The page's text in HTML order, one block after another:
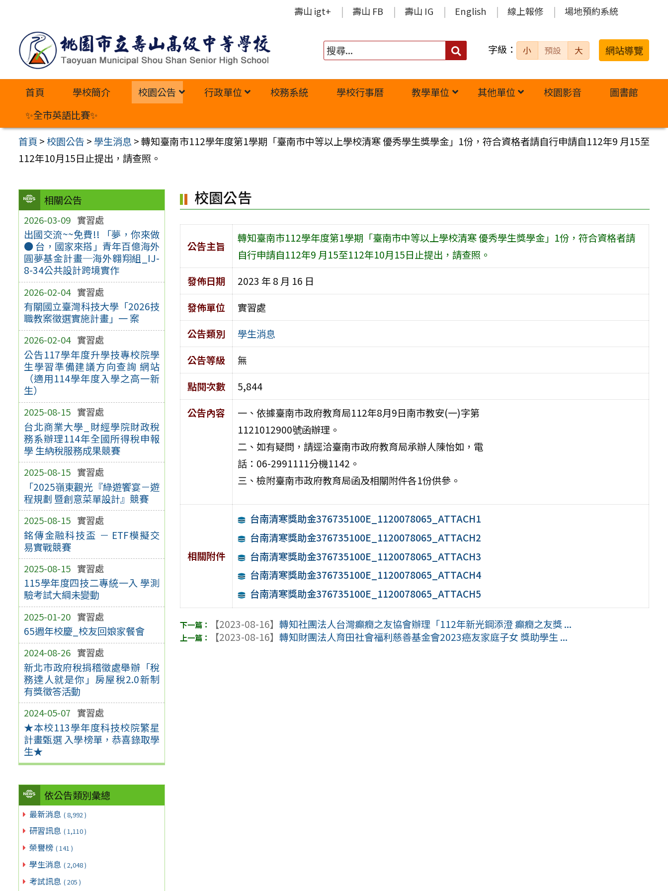
內
壽山 igt+ 壽山 FB 壽山 IG English 線上報修 場地預約系統
搜
字級： 小 預設 大 網站導覽
首頁 學校簡介 校園公告 行政單位 校務系統 學校行事曆 教學單位 其他單位 校園影音
圖書館
✨全市英語比賽✨
首頁 >校園公告 > 學生消息 >轉知臺南市112學年度第1學期「臺南市中等以上學校清寒 優秀學生獎學金」1份，符合資格者請自行申請自112年9 月15至
112年10月15日止提出，請查照。
相關公告
2026-03-09 實習處
出國交流~~免費!! 「夢，你來做
● 台，國家來搭」青年百億海外
圓夢基金計畫─海外翱翔組_IJ-
8-34公共設計跨境實作
2026-02-04 實習處
有關國立臺灣科技大學「2026技
職教案徵選實施計畫」一 案
2026-02-04 實習處
公告117學年度升學技專校院學
生學習準備建議方向查詢 網站
（適用114學年度入學之高一新
生）
2025-08-15 實習處
台北商業大學_財經學院財政稅
務系辦理114年全國所得稅申報
學 生納稅服務成果競賽
2025-08-15 實習處
「2025嶺東觀光『綠遊饗宴－遊
程規劃 暨創意菜單設計』競賽
2025-08-15 實習處
銘傳金融科技盃 － ETF模擬交
易實戰競賽
2025-08-15 實習處
115學年度四技二專統一入 學測
驗考試大綱未變動
2025-01-20 實習處
65週年校慶_校友回娘家餐會
2024-08-26 實習處
新北市政府稅捐稽徵處舉辦「稅
務達人就是你」房屋稅2.0新制
有獎徵答活動
2024-05-07 實習處
★本校113學年度科技校院繁星
計畫甄選 入學榜單，恭喜錄取學
生★
依公告類別彙總
最新消息 ( 8,992 )
研習訊息 ( 1,110 )
榮譽榜 ( 141 )
學生消息 ( 2,048 )
考試訊息 ( 205 )
校園公告
公告主旨
轉知臺南市112學年度第1學期「臺南市中等以上學校清寒 優秀學生獎學金」1份，符合資格者請
自行申請自112年9 月15至112年10月15日止提出，請查照。
發佈日期
2023 年 8 月 16 日
發佈單位
實習處
公告類別
學生消息
公告等級
無
點閱次數
5,844
公告內容
一、依據臺南市政府教育局112年8月9日南市教安(一)字第
1121012900號函辦理。
二、如有疑問，請逕洽臺南市政府教育局承辦人陳怡如，電
話：06-2991111分機1142。
三、檢附臺南市政府教育局函及相關附件各1份供參。
相關附件
台南清寒獎助金376735100E_1120078065_ATTACH1
台南清寒獎助金376735100E_1120078065_ATTACH2
台南清寒獎助金376735100E_1120078065_ATTACH3
台南清寒獎助金376735100E_1120078065_ATTACH4
台南清寒獎助金376735100E_1120078065_ATTACH5
【2023-08-16】轉知社團法人台灣癲癇之友協會辦理「112年新光鋼添澄 癲癇之友獎 ...
【2023-08-16】轉知財團法人育田社會福利慈善基金會2023癌友家庭子女 獎助學生 ...